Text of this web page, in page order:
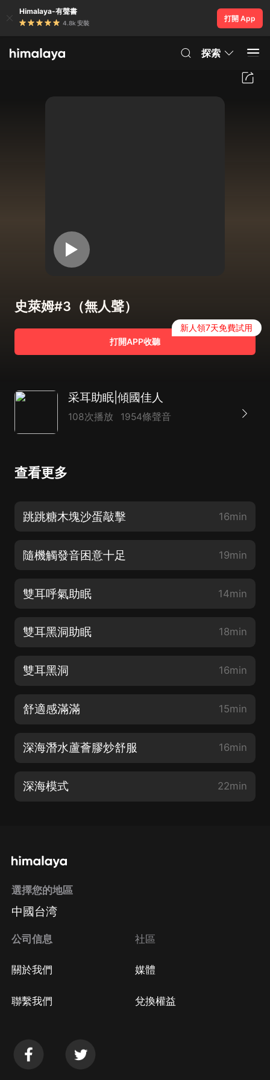
Himalaya-有聲書
4.8k 安裝
打開 App
探索
史萊姆#3（無人聲）
打開APP收聽
新人領7天免費試用
采耳助眠|傾國佳人
108次播放 1954條聲音
查看更多
跳跳糖木塊沙蛋敲擊 16min
隨機觸發音困意十足 19min
雙耳呼氣助眠 14min
雙耳黑洞助眠 18min
雙耳黑洞 16min
舒適感滿滿 15min
深海潛水蘆薈膠炒舒服 16min
深海模式 22min
選擇您的地區
中國台湾
公司信息
關於我們
聯繫我們
社區
媒體
兌換權益